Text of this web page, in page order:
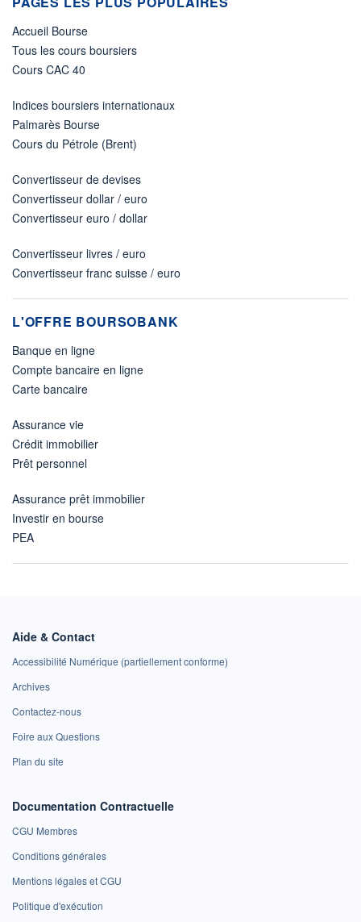
NOTATION MORNINGSTAR ⁽¹⁾
RISQUE DU FONDS (SRI)
2/7
Accueil Bourse
Tous les cours boursiers
Cours CAC 40
Indices boursiers internationaux
Palmarès Bourse
Cours du Pétrole (Brent)
Convertisseur de devises
Convertisseur dollar / euro
Convertisseur euro / dollar
Convertisseur livres / euro
Convertisseur franc suisse / euro
L'OFFRE BOURSOBANK
Banque en ligne
Compte bancaire en ligne
Carte bancaire
Assurance vie
Crédit immobilier
Prêt personnel
Assurance prêt immobilier
Investir en bourse
PEA
Aide & Contact
Accessibilité Numérique (partiellement conforme)
Archives
Contactez-nous
Foire aux Questions
Plan du site
Documentation Contractuelle
CGU Membres
Conditions générales
Mentions légales et CGU
Politique d'exécution